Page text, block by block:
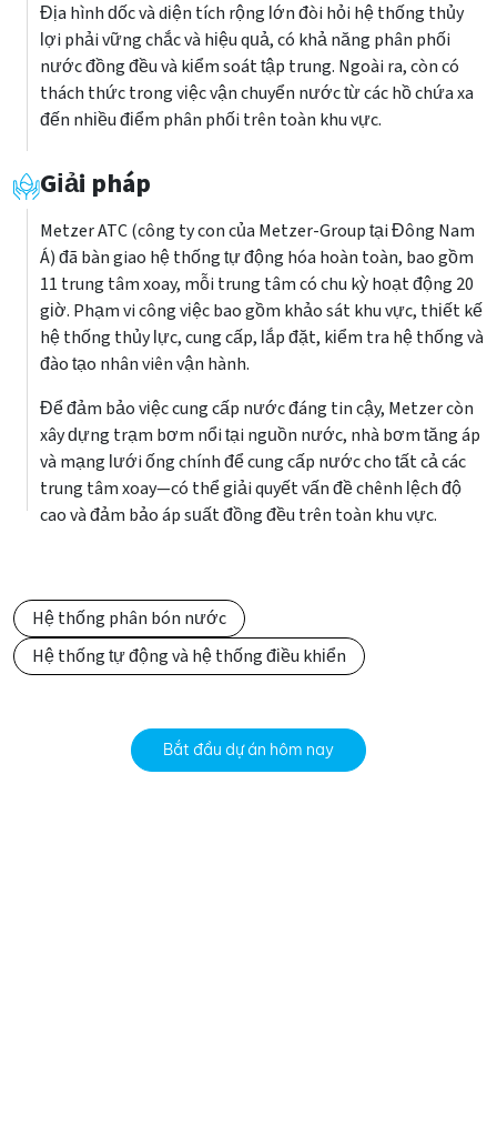
Địa hình dốc và diện tích rộng lớn đòi hỏi hệ thống thủy
lợi phải vững chắc và hiệu quả, có khả năng phân phối
nước đồng đều và kiểm soát tập trung. Ngoài ra, còn có
thách thức trong việc vận chuyển nước từ các hồ chứa xa
đến nhiều điểm phân phối trên toàn khu vực.
Giải pháp
Metzer ATC (công ty con của Metzer-Group tại Đông Nam
Á) đã bàn giao hệ thống tự động hóa hoàn toàn, bao gồm
11 trung tâm xoay, mỗi trung tâm có chu kỳ hoạt động 20
giờ. Phạm vi công việc bao gồm khảo sát khu vực, thiết kế
hệ thống thủy lực, cung cấp, lắp đặt, kiểm tra hệ thống và
đào tạo nhân viên vận hành.
Để đảm bảo việc cung cấp nước đáng tin cậy, Metzer còn
xây dựng trạm bơm nổi tại nguồn nước, nhà bơm tăng áp
và mạng lưới ống chính để cung cấp nước cho tất cả các
trung tâm xoay—có thể giải quyết vấn đề chênh lệch độ
cao và đảm bảo áp suất đồng đều trên toàn khu vực.
Hệ thống phân bón nước
Hệ thống tự động và hệ thống điều khiển
Bắt đầu dự án hôm nay